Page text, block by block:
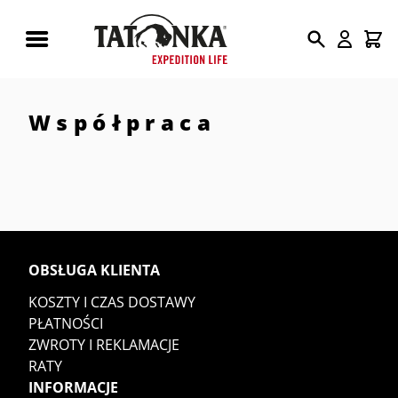
Współpraca
OBSŁUGA KLIENTA
KOSZTY I CZAS DOSTAWY
PŁATNOŚCI
ZWROTY I REKLAMACJE
RATY
INFORMACJE